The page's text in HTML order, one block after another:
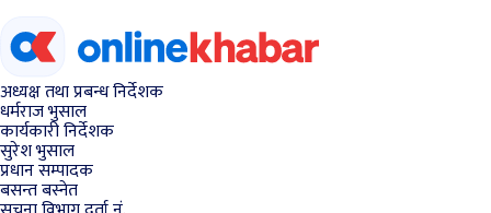
अध्यक्ष तथा प्रबन्ध निर्देशक
धर्मराज भुसाल
कार्यकारी निर्देशक
सुरेश भुसाल
प्रधान सम्पादक
बसन्त बस्नेत